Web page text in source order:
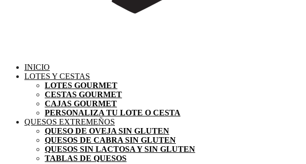
INICIO
LOTES Y CESTAS
LOTES GOURMET
CESTAS GOURMET
CAJAS GOURMET
PERSONALIZA TU LOTE O CESTA
QUESOS EXTREMEÑOS
QUESO DE OVEJA SIN GLUTEN
QUESOS DE CABRA SIN GLUTEN
QUESOS SIN LACTOSA Y SIN GLUTEN
TABLAS DE QUESOS